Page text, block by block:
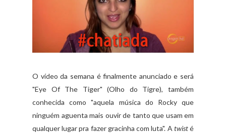
O vídeo da semana é finalmente anunciado e será
"Eye Of The Tiger" (Olho do Tigre), também
conhecida como "aquela música do Rocky que
ninguém aguenta mais ouvir de tanto que usam em
qualquer lugar pra fazer gracinha com luta". A twisté